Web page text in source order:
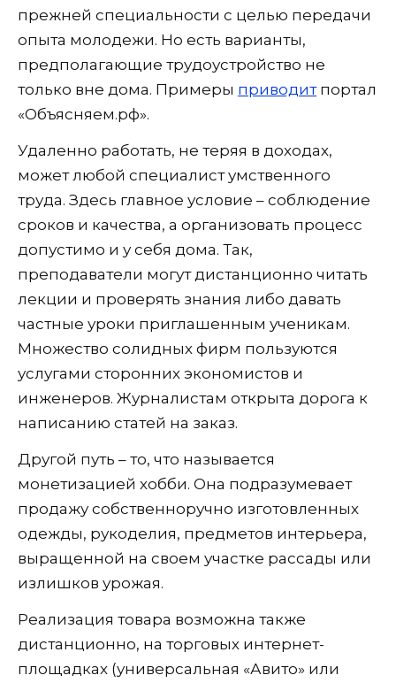
прежней специальности с целью передачи
опыта молодежи. Но есть варианты,
предполагающие трудоустройство не
только вне дома. Примеры приводитпортал
«Объясняем.рф».
Удаленно работать, не теряя в доходах,
может любой специалист умственного
труда. Здесь главное условие – соблюдение
сроков и качества, а организовать процесс
допустимо и у себя дома. Так,
преподаватели могут дистанционно читать
лекции и проверять знания либо давать
частные уроки приглашенным ученикам.
Множество солидных фирм пользуются
услугами сторонних экономистов и
инженеров. Журналистам открыта дорога к
написанию статей на заказ.
Другой путь – то, что называется
монетизацией хобби. Она подразумевает
продажу собственноручно изготовленных
одежды, рукоделия, предметов интерьера,
выращенной на своем участке рассады или
излишков урожая.
Реализация товара возможна также
дистанционно, на торговых интернет-
площадках (универсальная «Авито» или